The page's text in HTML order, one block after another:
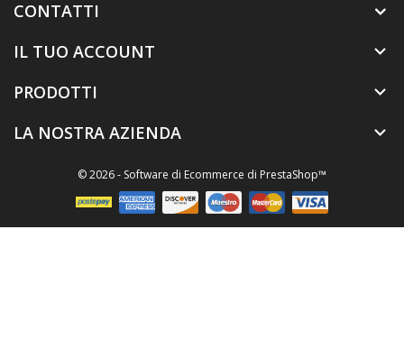
CONTATTI
IL TUO ACCOUNT

PRODOTTI 
LA NOSTRA AZIENDA 
© 2026 - Software di Ecommerce di PrestaShop™